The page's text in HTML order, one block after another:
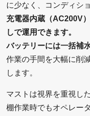
に少なく、コンディシ
充電器内蔵（AC200V
しで運用できます。
バッテリーには一括補
作業の手間を大幅に削
します。
マストは視界を重視し
棚作業時でもオペレー